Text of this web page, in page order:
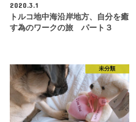
2020.3.1
トルコ地中海沿岸地方、自分を癒
す為のワークの旅 パート３
未分類